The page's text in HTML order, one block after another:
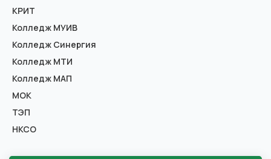
КРИТ
Колледж МУИВ
Колледж Синергия
Колледж МТИ
Колледж МАП
МОК
ТЭП
НКСО